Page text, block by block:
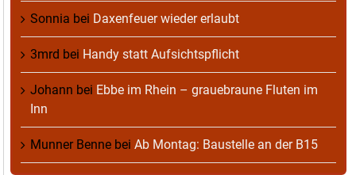
Sonnia bei Daxenfeuer wieder erlaubt
3mrd bei Handy statt Aufsichtspflicht
Johann bei Ebbe im Rhein – grauebraune Fluten im
Inn
Munner Benne bei Ab Montag: Baustelle an der B15